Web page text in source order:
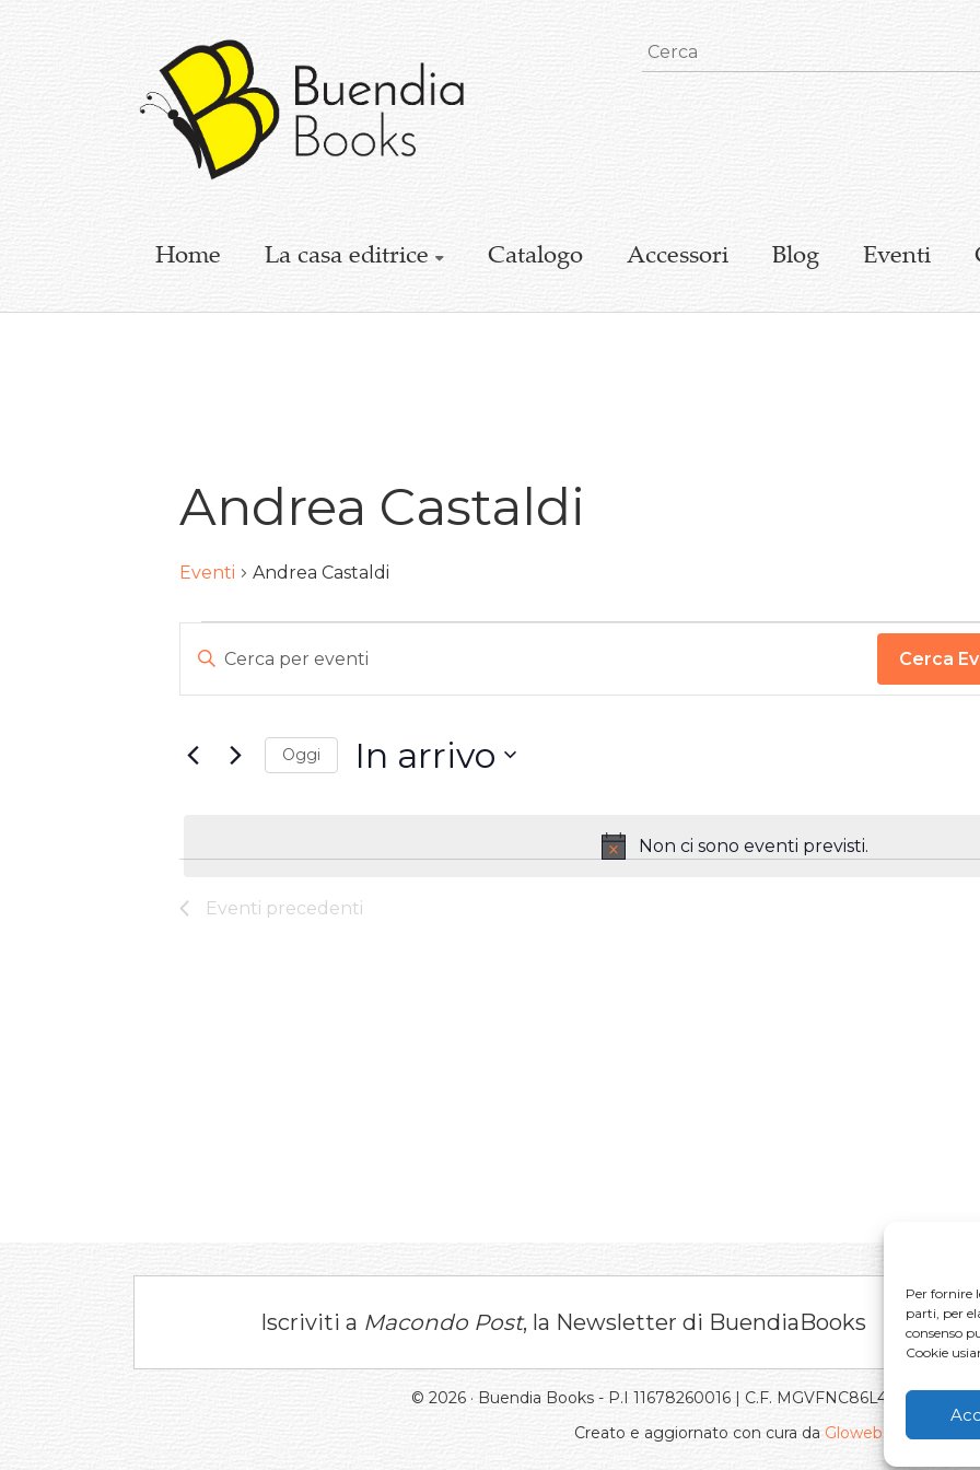
Per fornire
parti, per
consenso
Cookie
Buendia
Books
Home La casa editrice Catalogo Accessori Blog Eventi
Andrea Castaldi
Eventi Andrea Castaldi
EVENTI
Notice
Non ci sono eventi previsti.
EVENTI
RICERCA
E
Inserisci
Cerca
Cerca
Oggi In arrivo
data.
Eventi precedenti
Iscriviti a Macondo Post, la Newsletter di BuendiaBooks
© 2026 · Buendia Books - P.I 11678260016 | C.F. MGVFNC86L43L219J |
Creato e aggiornato con cura da Gloweb.it